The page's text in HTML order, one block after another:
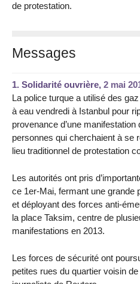
de protestation.
Messages
1. Solidarité ouvrière, 2 mai
La police turque a utilisé des
à eau vendredi à Istanbul pour
provenance d’une
personnes qui cherchaient à se
lieu traditionnel de protestation
Les autorités ont pris
ce 1er-Mai, fermant une grande
et déployant des forces anti-
la place Taksim, centre de
manifestations en 2013.
Les forces de sécurité ont
petites rues du quartier voisin